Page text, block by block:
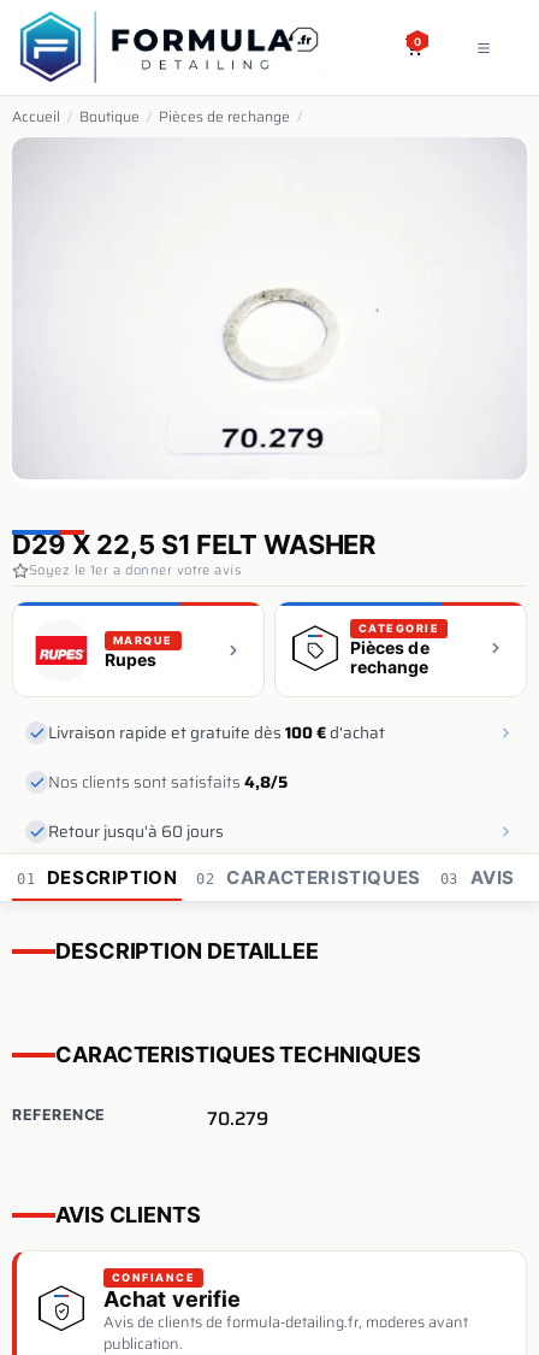
SE RENDRE AU CONTENU
0
Accueil / Boutique / Pièces de rechange /
D29 X 22,5 S1 FELT WASHER
Soyez le 1er a donner votre avis
MARQUE
Rupes
CATEGORIE
Pièces de
rechange
Livraison rapide et gratuite dès100 €d'achat
Nos clients sont satisfaits4,8/5
Retour jusqu'à 60 jours
01 DESCRIPTION 02 CARACTERISTIQUES 03 AVIS
DESCRIPTION DETAILLEE
CARACTERISTIQUES TECHNIQUES
REFERENCE 70.279
AVIS CLIENTS
CONFIANCE
Achat verifie
Avis de clients de formula-detailing.fr, moderes avant
publication.